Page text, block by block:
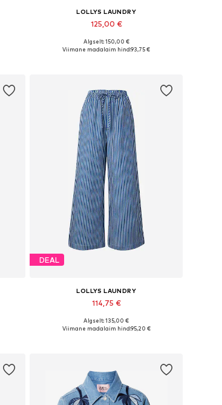
LOLLYS LAUNDRY
125,00 €
Saadaolevad suurused: XS, S, M, L, XL
Algselt: 150,00 €
Viimane madalaim hind:93,75 €
DEAL
LOLLYS LAUNDRY
114,75 €
Saadaolevad suurused: 36, 38, 40, 42, 44
Algselt: 135,00 €
Viimane madalaim hind:95,20 €